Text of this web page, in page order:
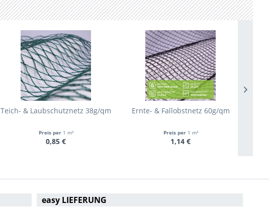
Teich- & Laubschutznetz 38g/qm
Preis per 1 m²
0,85 €
Ernte- & Fallobstnetz 60g/qm
Preis per 1 m²
1,14 €
easy LIEFERUNG